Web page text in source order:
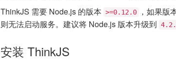
ThinkJS 需要 Node.js 的版本 >=0.12.0
，如果版
则无法启动服务。建议将 Node.js 版本升级到
安装 ThinkJS